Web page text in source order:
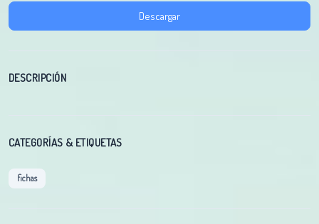
Descargar
DESCRIPCIÓN
CATEGORÍAS & ETIQUETAS
fichas